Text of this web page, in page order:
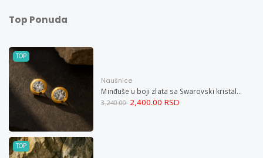
Top Ponuda
TOP
Naušnice
Minđuše u boji zlata sa Swarovski kristalom i magnetom
3,240.00 2,400.00 RSD
TOP